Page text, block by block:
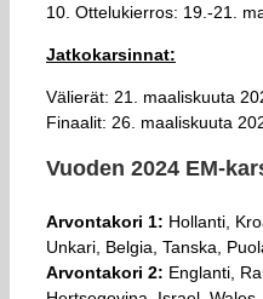
10. Ottelukierros: 19.-21.
Jatkokarsinnat:
Välierät: 21. maaliskuuta
Finaalit: 26. maaliskuuta
Vuoden 2024 EM-
Arvontakori 1: Hollanti,
Unkari, Belgia, Tanska,
Arvontakori 2: Englanti,